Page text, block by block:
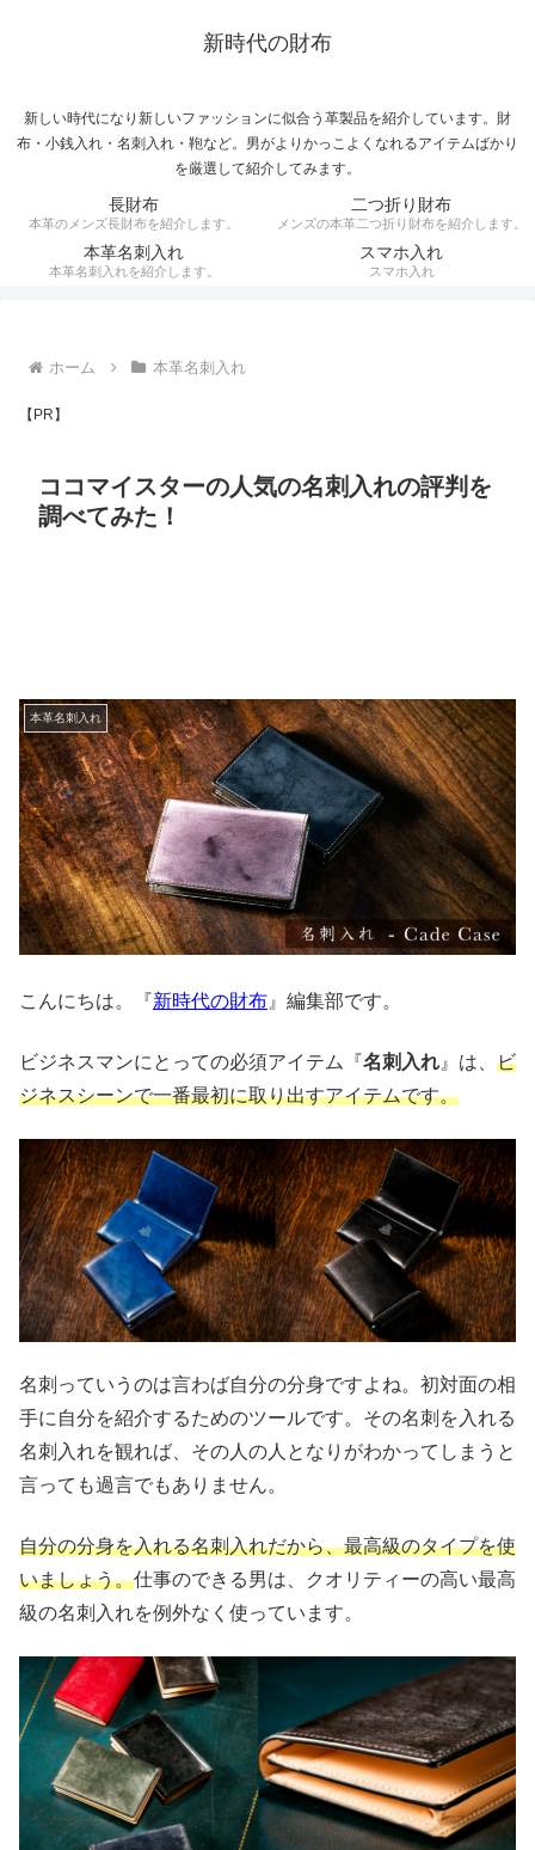
新時代の財布
新しい時代になり新しいファッションに似合う革製品を紹介しています。財
布・小銭入れ・名刺入れ・鞄など。男がよりかっこよくなれるアイテムばかり
を厳選して紹介してみます。
長財布
本革のメンズ長財布を紹介します。
二つ折り財布
メンズの本革二つ折り財布を紹介します。
本革名刺入れ
本革名刺入れを紹介します。
スマホ入れ
スマホ入れ
ホーム 本革名刺入れ
【PR】
ココマイスターの人気の名刺入れの評判を
調べてみた！
本革名刺入れ
こんにちは。『新時代の財布 』編集部です。
ビジネスマンにとっての必須アイテム『名刺入れ 』は、 ビ
ジネスシーンで一番最初に取り出すアイテムです。
名刺っていうのは言わば自分の分身ですよね。初対面の相
手に自分を紹介するためのツールです。その名刺を入れる
名刺入れを観れば、その人の人となりがわかってしまうと
言っても過言でもありません。
自分の分身を入れる名刺入れだから、最高級のタイプを使
いましょう。仕事のできる男は、クオリティーの高い最高
級の名刺入れを例外なく使っています。